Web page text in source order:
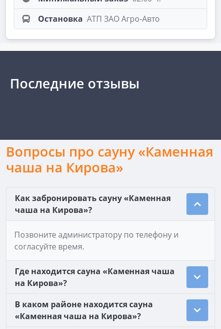
Остановка АТП ЗАО Агро-Авто
Последние отзывы
Вопросы про сауну «Каменная
чаша на Кирова»
Как забронировать сауну «Каменная
чаша на Кирова»?
Позвоните администратору по телефону и
согласуйте время.
Где находится сауна «Каменная чаша
на Кирова»?
В каком районе находится сауна
«Каменная чаша на Кирова»?